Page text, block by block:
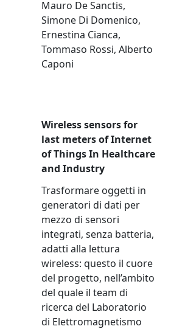
Mauro De Sanctis,
Simone Di Domenico,
Ernestina Cianca,
Tommaso Rossi, Alberto
Caponi
Wireless sensors for
last meters of Internet
of Things In Healthcare
and Industry
Trasformare oggetti in
generatori di dati per
mezzo di sensori
integrati, senza batteria,
adatti alla lettura
wireless: questo il cuore
del progetto, nell’ambito
del quale il team di
ricerca del Laboratorio
di Elettromagnetismo